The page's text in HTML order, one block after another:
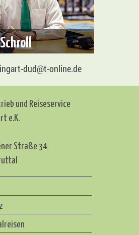
dud@t-online.de
und Reiseservice
e.K.
Straße 34